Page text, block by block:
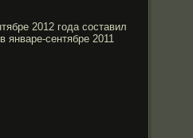
2012 гοда составил
сентябре 2011